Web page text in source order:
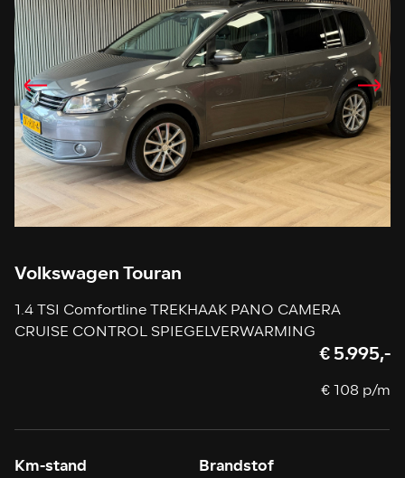
Volkswagen Touran
1.4 TSI Comfortline TREKHAAK PANO CAMERA
CRUISE CONTROL SPIEGELVERWARMING
€ 5.995,-
€ 108 p/m
Km-stand Brandstof